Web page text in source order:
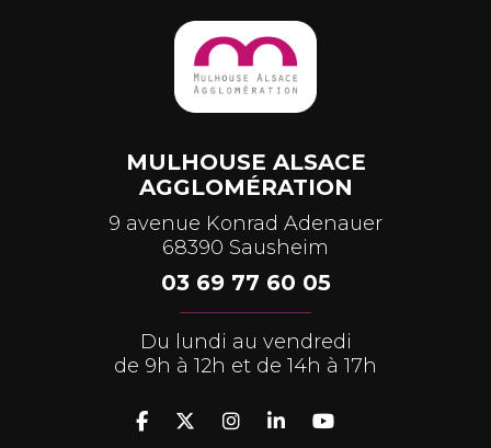
MULHOUSE ALSACE
AGGLOMÉRATION
9 avenue Konrad Adenauer
68390 Sausheim
03 69 77 60 05
Du lundi au vendredi
de 9h à 12h et de 14h à 17h